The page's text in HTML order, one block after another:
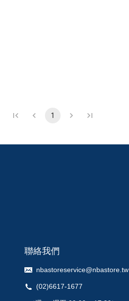
1
聯絡我們
nbastoreservice@nbastore.tw
(02)6617-1677